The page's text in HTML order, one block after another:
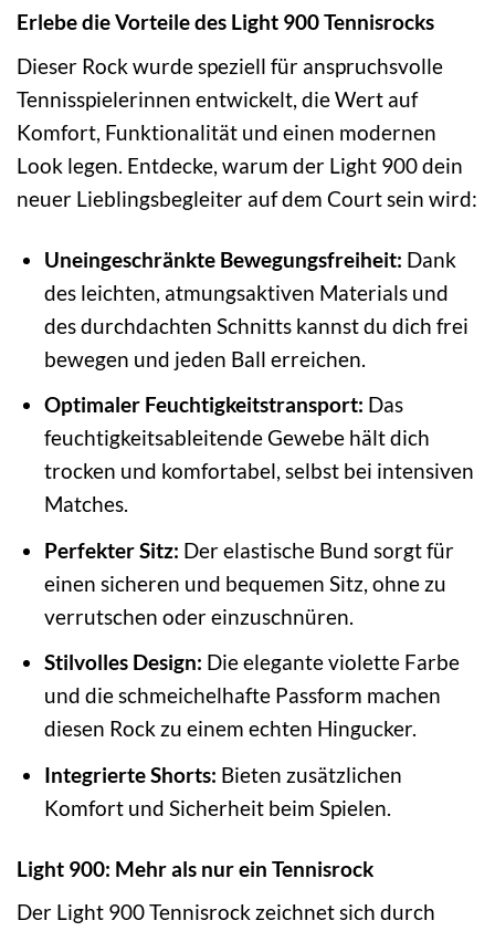
Erlebe die Vorteile des Light 900 Tennisrocks
Dieser Rock wurde speziell für anspruchsvolle
Tennisspielerinnen entwickelt, die Wert auf
Komfort, Funktionalität und einen modernen
Look legen. Entdecke, warum der Light 900 dein
neuer Lieblingsbegleiter auf dem Court sein wird:
Uneingeschränkte Bewegungsfreiheit: Dank
des leichten, atmungsaktiven Materials und
des durchdachten Schnitts kannst du dich frei
bewegen und jeden Ball erreichen.
Optimaler Feuchtigkeitstransport: Das
feuchtigkeitsableitende Gewebe hält dich
trocken und komfortabel, selbst bei intensiven
Matches.
Perfekter Sitz: Der elastische Bund sorgt für
einen sicheren und bequemen Sitz, ohne zu
verrutschen oder einzuschnüren.
Stilvolles Design: Die elegante violette Farbe
und die schmeichelhafte Passform machen
diesen Rock zu einem echten Hingucker.
Integrierte Shorts: Bieten zusätzlichen
Komfort und Sicherheit beim Spielen.
Light 900: Mehr als nur ein Tennisrock
Der Light 900 Tennisrock zeichnet sich durch